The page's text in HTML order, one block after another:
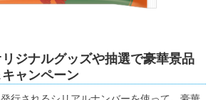
ジナルグッズや抽選で豪華景品
ャンペーン